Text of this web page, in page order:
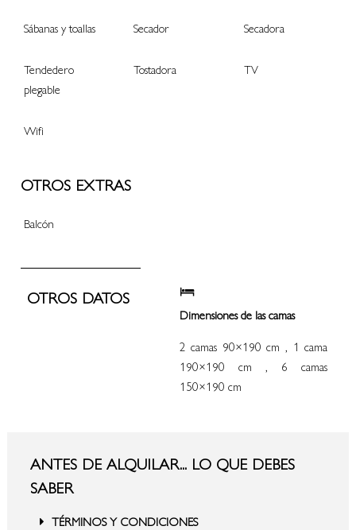
Sábanas y toallas Secador Secadora
Tendedero
plegable
Tostadora TV
Wifi
OTROS EXTRAS
Balcón
OTROS DATOS
Dimensiones de las camas
2 camas 90×190 cm , 1 cama
190×190 cm , 6 camas
150×190 cm
ANTES DE ALQUILAR... LO QUE DEBES
SABER
TÉRMINOS Y CONDICIONES